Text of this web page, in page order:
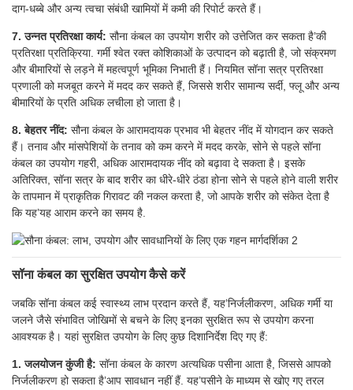
दाग-धब्बे और अन्य त्वचा संबंधी खामियों में कमी की रिपोर्ट करते हैं।
7. उन्नत प्रतिरक्षा कार्य: सौना कंबल का उपयोग शरीर को उत्तेजित कर सकता है’की
प्रतिरक्षा प्रतिक्रिया. गर्मी श्वेत रक्त कोशिकाओं के उत्पादन को बढ़ाती है, जो संक्रमण
और बीमारियों से लड़ने में महत्वपूर्ण भूमिका निभाती हैं। नियमित सॉना सत्र प्रतिरक्षा
प्रणाली को मजबूत करने में मदद कर सकते हैं, जिससे शरीर सामान्य सर्दी, फ्लू और अन्य
बीमारियों के प्रति अधिक लचीला हो जाता है।
8. बेहतर नींद: सौना कंबल के आरामदायक प्रभाव भी बेहतर नींद में योगदान कर सकते
हैं। तनाव और मांसपेशियों के तनाव को कम करने में मदद करके, सोने से पहले सॉना
कंबल का उपयोग गहरी, अधिक आरामदायक नींद को बढ़ावा दे सकता है। इसके
अतिरिक्त, सॉना सत्र के बाद शरीर का धीरे-धीरे ठंडा होना सोने से पहले होने वाली शरीर
के तापमान में प्राकृतिक गिरावट की नकल करता है, जो आपके शरीर को संकेत देता है
कि यह’यह आराम करने का समय है.
सॉना कंबल का सुरक्षित उपयोग कैसे करें
जबकि सॉना कंबल कई स्वास्थ्य लाभ प्रदान करते हैं, यह’निर्जलीकरण, अधिक गर्मी या
जलने जैसे संभावित जोखिमों से बचने के लिए इनका सुरक्षित रूप से उपयोग करना
आवश्यक है। यहां सुरक्षित उपयोग के लिए कुछ दिशानिर्देश दिए गए हैं:
1. जलयोजन कुंजी है: सॉना कंबल के कारण अत्यधिक पसीना आता है, जिससे आपको
निर्जलीकरण हो सकता है’आप सावधान नहीं हैं. यह’पसीने के माध्यम से खोए गए तरल